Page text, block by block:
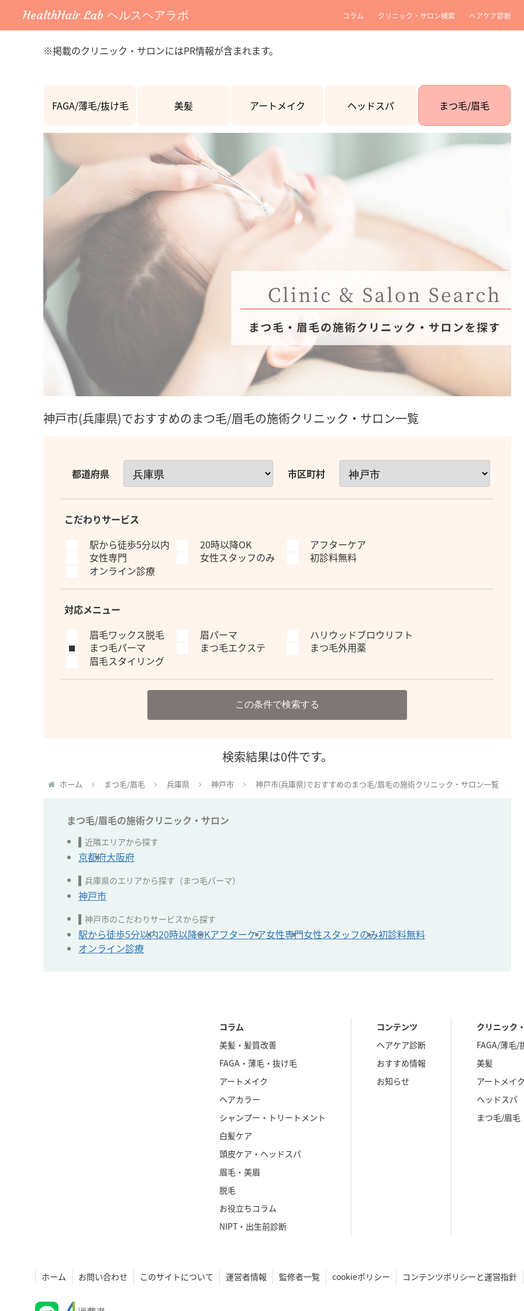
HealthHair Lab ヘルスヘアラボ コラム クリニック・サロン検索 ヘアケア診断
※掲載のクリニック・サロンにはPR情報が含まれます。
FAGA/薄毛/抜け毛 美髪 アートメイク ヘッドスパ まつ毛/眉毛
神戸市(兵庫県)でおすすめのまつ毛/眉毛の施術クリニック・サロン一覧
都道府県 市区町村
こだわりサービス
駅から徒歩5分以内
20時以降OK
アフターケア
女性専門
女性スタッフのみ
初診料無料
オンライン診療
対応メニュー
眉毛ワックス脱毛
眉パーマ
ハリウッドブロウリフト
まつ毛パーマ
まつ毛エクステ
まつ毛外用薬
眉毛スタイリング
この条件で検索する
検索結果は0件です。
ホーム まつ毛/眉毛 兵庫県 神戸市 神戸市(兵庫県)でおすすめのまつ毛/眉毛の施術クリニック・サロン一覧
まつ毛/眉毛の施術クリニック・サロン
近隣エリアから探す
京都府大阪府
兵庫県のエリアから探す（まつ毛パーマ）
神戸市
神戸市のこだわりサービスから探す
駅から徒歩5分以内20時以降OKアフターケア女性専門女性スタッフのみ初診料無料
オンライン診療
コラム
美髪・髪質改善
FAGA・薄毛・抜け毛
アートメイク
ヘアカラー
シャンプー・トリートメント
白髪ケア
頭皮ケア・ヘッドスパ
眉毛・美眉
脱毛
お役立ちコラム
NIPT・出生前診断
コンテンツ
ヘアケア診断
おすすめ情報
お知らせ
クリニック
FAGA/薄毛/
美髪
アートメイク
ヘッドスパ
まつ毛/眉毛
ホーム お問い合わせ このサイトについて 運営者情報 監修者一覧 cookieポリシー コンテンツポリシーと運営指針